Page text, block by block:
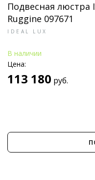
Подвесная люстра
Ruggine 097671
IDEAL LUX
В наличии
Цена:
113 180 руб.